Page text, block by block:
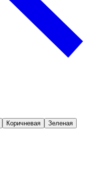
Коричневая Зеленая